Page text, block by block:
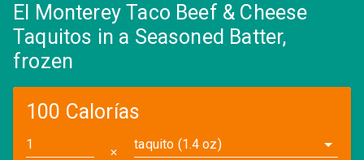
El Monterey Taco Beef & Cheese
Taquitos in a Seasoned Batter,
frozen
100 Calorías
✕
taquito (1.4 oz)